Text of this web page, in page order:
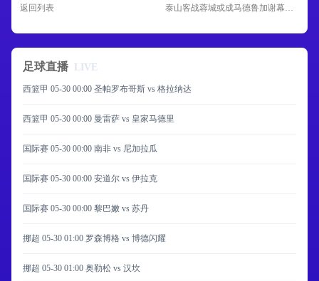
返回列表 泰山客战蓉城或成马德鲁加谢幕战 巴西铁腰火线驰援中场
足球直播 LIVE
西篮甲 05-30 00:00 圣帕罗布哥斯 vs 格拉纳达
西篮甲 05-30 00:00 曼雷萨 vs 皇家马德里
国际赛 05-30 00:00 南非 vs 尼加拉瓜
国际赛 05-30 00:00 安道尔 vs 伊拉克
国际赛 05-30 00:00 黎巴嫩 vs 苏丹
挪超 05-30 01:00 罗森博格 vs 博德闪耀
挪超 05-30 01:00 奥勒松 vs 汉坎